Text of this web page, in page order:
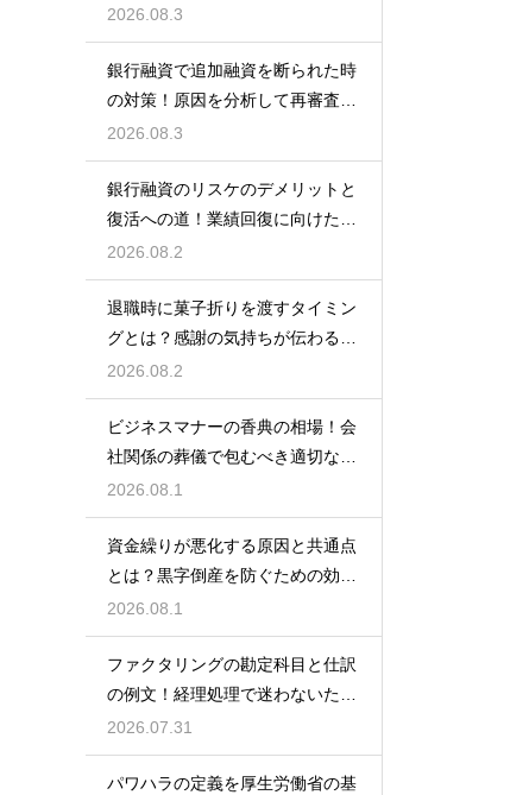
ー
2026.08.3
銀行融資で追加融資を断られた時
の対策！原因を分析して再審査を
狙う
2026.08.3
銀行融資のリスケのデメリットと
復活への道！業績回復に向けた事
業計画
2026.08.2
退職時に菓子折りを渡すタイミン
グとは？感謝の気持ちが伝わる正
しいマナー
2026.08.2
ビジネスマナーの香典の相場！会
社関係の葬儀で包むべき適切な金
額の目安
2026.08.1
資金繰りが悪化する原因と共通点
とは？黒字倒産を防ぐための効果
的な対策
2026.08.1
ファクタリングの勘定科目と仕訳
の例文！経理処理で迷わないため
の知識
2026.07.31
パワハラの定義を厚生労働省の基